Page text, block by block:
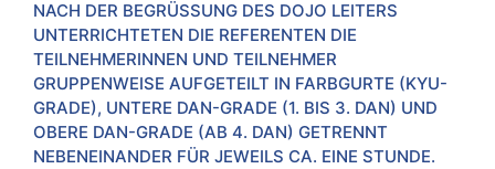
NACH DER BEGRÜSSUNG DES DOJO LEITERS U
NTERRICHTETEN DIE REFERENTEN DIE T
EILNEHMERINNEN UND TEILNEHMER G
RUPPENWEISE AUFGETEILT IN FARBGURTE (KYU-G
RADE), UNTERE DAN-GRADE (1. BIS 3. DAN) UND O
BERE DAN-GRADE (AB 4. DAN) GETRENNT N
EBENEINANDER FÜR JEWEILS CA. EINE STUNDE. S